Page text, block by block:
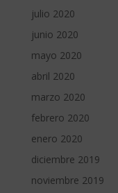
julio 2020
junio 2020
mayo 2020
abril 2020
marzo 2020
febrero 2020
enero 2020
diciembre 2019
noviembre 2019